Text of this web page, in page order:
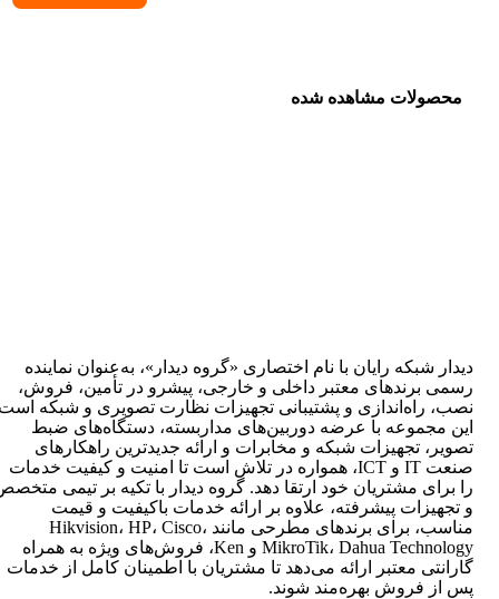
محصولات مشاهده شده
دیدار شبکه رایان با نام اختصاری «گروه دیدار»، به‌عنوان نماینده
رسمی برندهای معتبر داخلی و خارجی، پیشرو در تأمین، فروش،
نصب، راه‌اندازی و پشتیبانی تجهیزات نظارت تصویری و شبکه است.
این مجموعه با عرضه دوربین‌های مداربسته، دستگاه‌های ضبط
تصویر، تجهیزات شبکه و مخابرات و ارائه جدیدترین راهکارهای
صنعت IT و ICT، همواره در تلاش است تا امنیت و کیفیت خدمات
را برای مشتریان خود ارتقا دهد. گروه دیدار با تکیه بر تیمی متخصص
و تجهیزات پیشرفته، علاوه بر ارائه خدمات باکیفیت و قیمت
مناسب، برای برندهای مطرحی مانند Hikvision، HP، Cisco،
MikroTik، Dahua Technology و Ken، فروش‌های ویژه به همراه
گارانتی معتبر ارائه می‌دهد تا مشتریان با اطمینان کامل از خدمات
پس از فروش بهره‌مند شوند.